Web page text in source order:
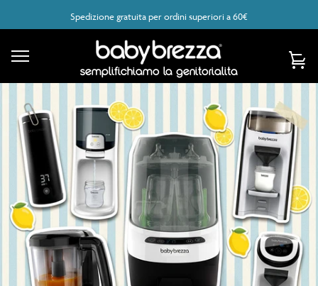
Spedizione gratuita per ordini superiori a 60€
AccountCart
semplifichiamo la genitorialità